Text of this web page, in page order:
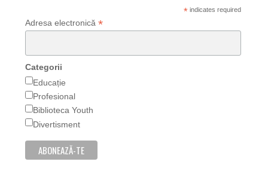
*indicates required
Adresa electronică *
Categorii
Educație
Profesional
Biblioteca Youth
Divertisment